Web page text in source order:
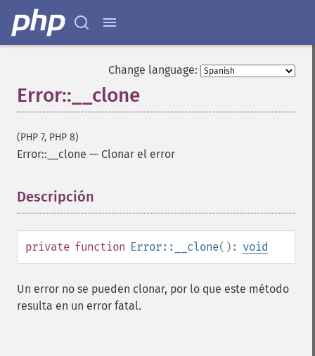
Change language:
Error::__clone
(PHP 7, PHP 8)
Error::__clone — Clonar el error
Descripción
private function Error::__clone(): void
Un error no se pueden clonar, por lo que este método
resulta en un error fatal.